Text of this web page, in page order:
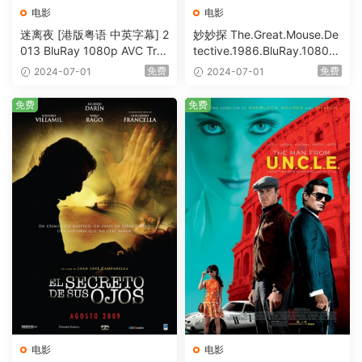
电影
迷离夜 [港版粤语 中英字幕] 2
013 BluRay 1080p AVC Tru
eHD5.1 [BDISO 22.64GB]
2024-07-01 免费
电影
妙妙探 The.Great.Mouse.De
tective.1986.BluRay.1080p.
AVC.DTS-HD.MA.5.1-HDHo
2024-07-01 免费
电影
免费
电影
免费